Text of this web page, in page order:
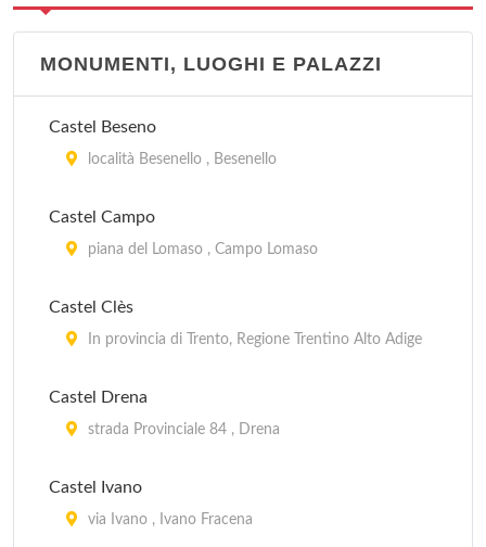
MONUMENTI, LUOGHI E PALAZZI
Castel Beseno
località Besenello , Besenello
Castel Campo
piana del Lomaso , Campo Lomaso
Castel Clès
In provincia di Trento, Regione Trentino Alto Adige
Castel Drena
strada Provinciale 84 , Drena
Castel Ivano
via Ivano , Ivano Fracena